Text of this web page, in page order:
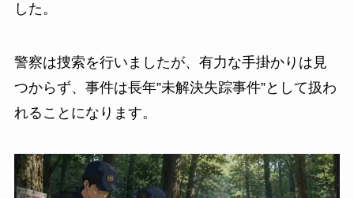
した。
警察は捜索を行いましたが、有力な手掛かりは見
つからず、事件は長年”未解決失踪事件”として扱わ
れることになります。